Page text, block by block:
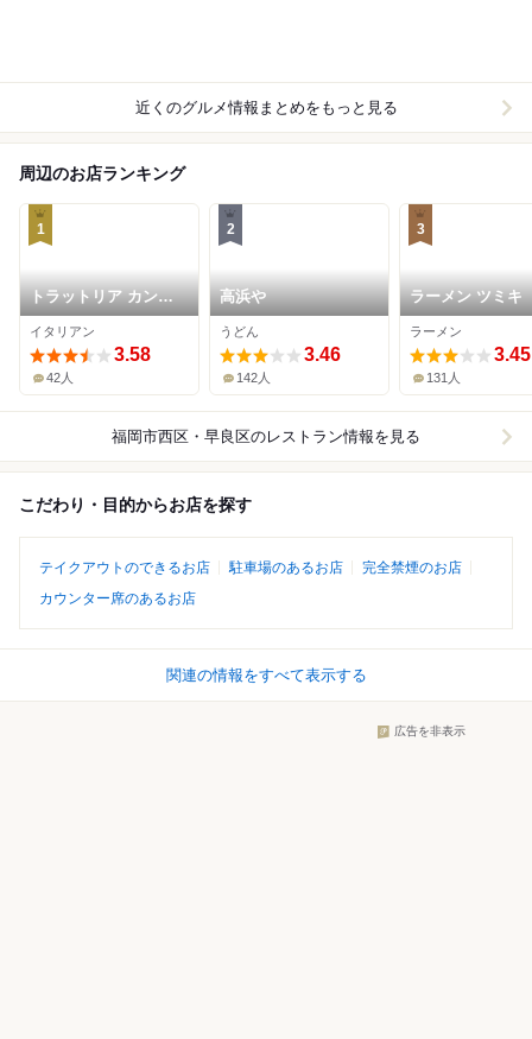
近くのグルメ情報まとめをもっと見る
周辺のお店ランキング
1
トラットリア カンパ
ーナ ジロウマル
イタリアン
3.58
42人
2
高浜や
うどん
3.46
142人
3
ラーメン ツミキ
ラーメン
3.45
131人
福岡市西区・早良区のレストラン情報を見る
こだわり・目的からお店を探す
テイクアウトのできるお店 駐車場のあるお店
完全禁煙のお店
カウンター席のあるお店
関連の情報をすべて表示する
広告を非表示